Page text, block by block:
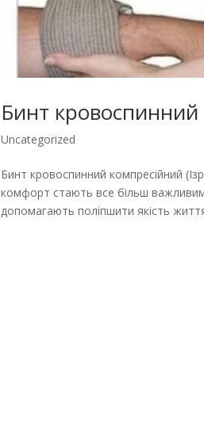
Бинт кровоспинний
Uncategorized
Бинт кровоспинний компресійний
комфорт стають все більш
допомагають поліпшити якість